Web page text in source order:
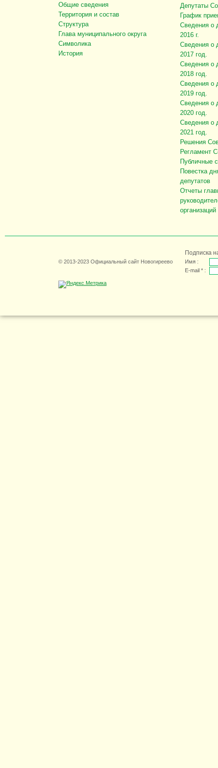
Общие сведения
Территория и состав
Структура
Глава муниципального округа
Символика
История
Депутаты
График
Сведения о
2016 г.
Сведения о
2017 год.
Сведения о
2018 год.
Сведения о
2019 год.
Сведения о
2020 год.
Сведения о
2021 год.
Решения
Регламент
Публичные
Повестка
депутатов
Отчеты
организаций
© 2013-2023 Официальный сайт Новогиреево
Подписка
Имя :
E-mail * :